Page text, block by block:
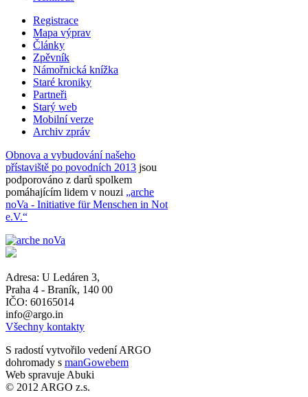
Registrace
Mapa výprav
Články
Zpěvník
Námořnická knížka
Staré kroniky
Partneři
Starý web
Mobilní verze
Archiv zpráv
Obnova a vybudování našeho
přístaviště po povodních 2013 jsou
podporováno z darů spolkem
pomáhajícím lidem v nouzi „arche
noVa - Initiative für Menschen in Not
e.V.“
Adresa: U Ledáren 3,
Praha 4 - Braník, 140 00
IČO: 60165014
info@argo.in
Všechny kontakty
S radostí vytvořilo vedení ARGO
dohromady s manGowebem
Web spravuje Abuki
© 2012 ARGO z.s.